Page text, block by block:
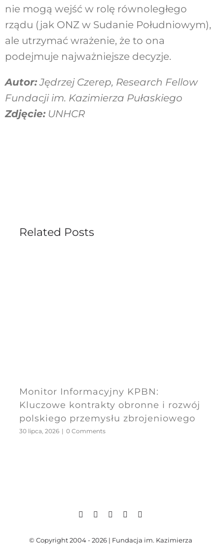
nie mogą wejść w rolę równoległego
rządu (jak ONZ w Sudanie Południowym),
ale utrzymać wrażenie, że to ona
podejmuje najważniejsze decyzje.
Autor:Jędrzej Czerep, Research Fellow
Fundacji im. Kazimierza Pułaskiego
Zdjęcie:UNHCR
Related Posts
Monitor Informacyjny KPBN:
Kluczowe kontrakty obronne i rozwój
polskiego przemysłu zbrojeniowego
30 lipca, 2026 | 0 Comments
© Copyright 2004 - 2026 | Fundacja im. Kazimierza